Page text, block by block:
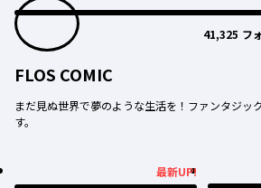
41,325 フ
FLOS COMIC
まだ見ぬ世界で夢のような生活を！ファンタジッ
す。
最新UP!